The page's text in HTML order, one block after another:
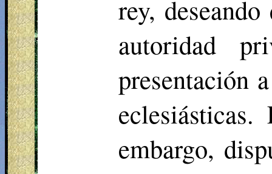
rey,
autoridad
presentación
embargo,